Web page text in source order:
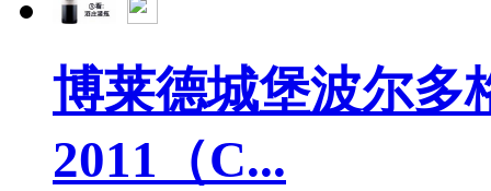
博莱德城堡波尔多
2011（C...